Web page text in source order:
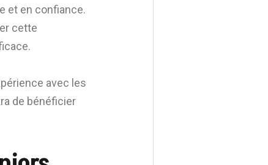
et en confiance.
cette
avec les
de bénéficier